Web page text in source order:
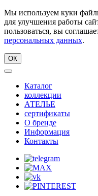
Мы используем куки
для улучшения работы
пользоваться, вы
персональных данных.
ОК
Каталог
коллекции
АТЕЛЬЕ
сертификаты
О бренде
Информация
Контакты